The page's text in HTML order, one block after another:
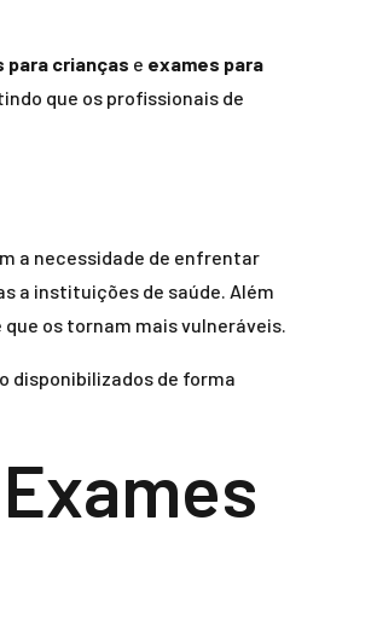
para crianças e exames para
que os profissionais de
a necessidade de enfrentar
a instituições de saúde. Além
os tornam mais vulneráveis.
disponibilizados de forma